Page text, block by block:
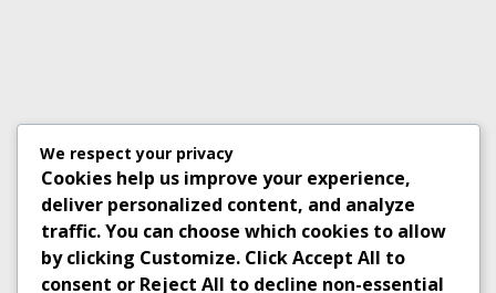
We respect your privacy
Cookies help us improve your experience,
deliver personalized content, and analyze
traffic. You can choose which cookies to allow
by clicking Customize. ClickAccept All to
consent or Reject All to decline non-essential